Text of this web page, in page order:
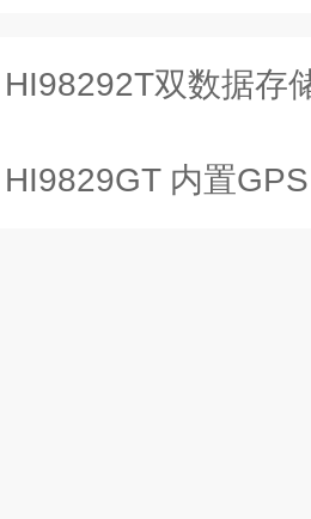
HI98292T双数据存储16
HI9829GT 内置GPS16